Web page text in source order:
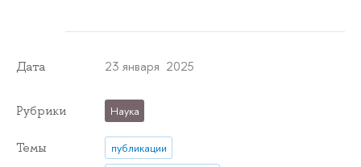
Дата 23 января 2025
Рубрики Наука
Темы
публикации